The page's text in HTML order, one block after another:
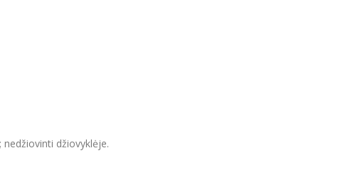
džiovyklėje.